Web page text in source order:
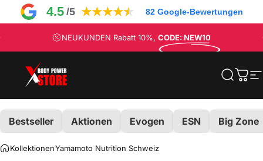
Direkt zum Inhalt
4.5 /5 ★★★★★ 82 Google-Bewertungen
NEUKUNDEN Rabatt 10%, CODE: NEW10
Exklusiver
Body Power Store Suche
Bestseller Aktionen Evogen ESN Big Zone
KollektionenYamamoto Nutrition Schweiz